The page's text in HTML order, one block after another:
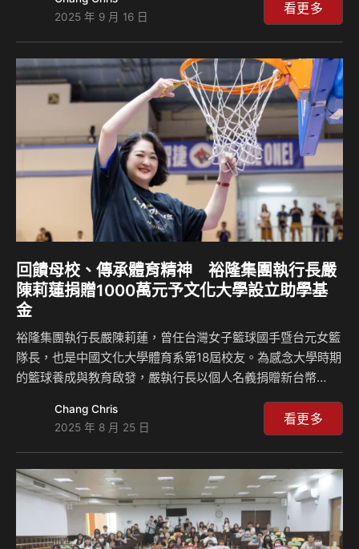
量，以創新的公益偏鄉高齡移動服務，搭建社會韌性交通網
絡；同時，透過創新的友善交通倡議，帶入「兒本交通」思
維，帶領孩子們打造未來城市的體驗式參與，用製造「安全車
輛」與共創「安全環境」，建立更友善的用路觀念與永續城
市。 從紙箱遊戲到城市規劃，啟發兒童的交通設計思維 裕隆
集團深信「孩子是今日的行人，更是未來的駕駛」，因此率先
投入「兒本交通」倡議。集團攜手「超越遊戲」、「眼底城
事」等專業組…
2025 年 9 月 16 日
看更多
回饋母校、傳承體育精神 裕隆集團執行長嚴
陳莉蓮捐贈1000萬元予文化大學設立助學基
金
裕隆集團執行長嚴陳莉蓮，曾任台灣女子籃球國手暨台元女籃
隊長，也是中國文化大學體育系第18屆校友。為感念大學時期
的籃球養成與教育啟發，嚴執行長以個人名義捐贈新台幣
經濟弱勢學生安心就學，並支持體育系籃球隊發展，完善訓練
與比賽資源。 裕隆集團支持人才培力及社會公益，長期深耕
籃球文化超過一甲子，是國內第一個創設籃球隊的民間企業，
也是唯一同時支持男女籃的企業。多年來培育無數籃球國手，
為台灣籃壇提供良好的成長環境。身為昔日國家代表隊女籃國
手，嚴陳莉蓮執行長不僅將團隊運動的精神融入企業經營，更
持續投入公益，以實際行動推動籃球運動永續發展，包括舉辦
Chang Chris
2025 年 8 月 25 日
看更多